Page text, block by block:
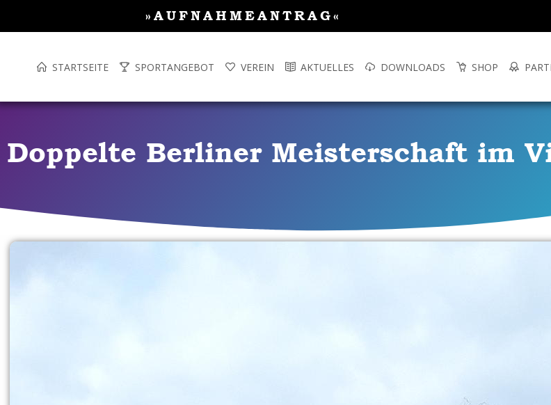
»AUFNAHMEANTRAG«
STARTSEITE SPORTANGEBOT VEREIN AKTUELLES DOWNLOADS SHOP
Doppelte Berliner Meisterschaft im